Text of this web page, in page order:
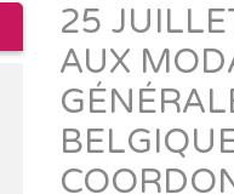
25
AUX